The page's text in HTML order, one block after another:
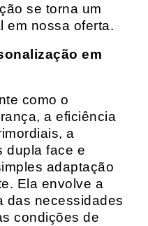
se torna um
em nossa oferta.
em
como o
a eficiência
a
dupla face e
adaptação
Ela envolve a
das necessidades
condições de